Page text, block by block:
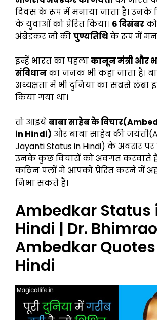
दिवस के रूप में मनाया जाता है। उनके
के युवाओं को प्रेरित किया। 6 दिसंबर
अंबेडकर जी कीपुण्यतिथिके रूप में
इन्हें भारत का पहलाकानून मंत्री और
संविधानका जनक भी कहा जाता है।
अध्यक्षता में भी दुनिया का सबसे लंबा
किया गया था।
तो आइयेबाबा साहेब के
in Hindi) और बाबा साहेब की
Jayanti Status in Hindi) के अवसर
उनके कुछ विचारों को अवगत करवाते
कठिन पलों में आपको प्रेरित करने में
निभा सकते हैं।
Ambedkar Status
Hindi | Dr. Bhimrao
Ambedkar
Hindi